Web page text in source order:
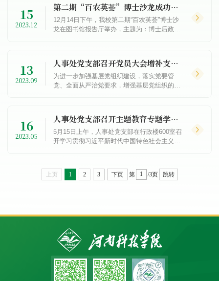
15
2023.12
第二期“百农英荟”博士沙龙成功举办
12月14日下午，我校第二期“百农英荟”博士沙
龙在图书馆报告厅举办，主题为：博士后政策
13
2023.09
人事处党支部召开党员大会增补支部委员
为进一步加强基层党组织建设，落实党要管
党、全面从严治党要求，增强基层党组织的政
16
2023.05
人事处党支部召开主题教育专题学习会
5月15日上午，人事处党支部在行政楼600室召
开学习贯彻习近平新时代中国特色社会主义思
处调研时关于高层...
上页 1 2 3 下页 第 /3页 跳转